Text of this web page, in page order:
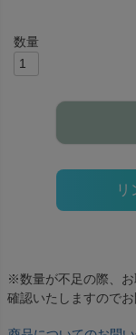
※数量が不足の際、お
確認いたしますのでお